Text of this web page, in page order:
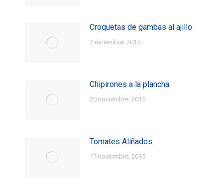
Croquetas de gambas al ajillo
2 diciembre, 2015
Chipirones a la plancha
20 noviembre, 2015
Tomates Aliñados
17 noviembre, 2015